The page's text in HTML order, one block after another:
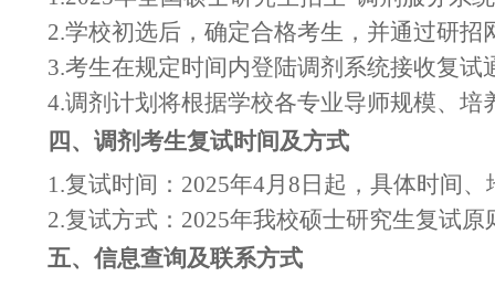
2.学校初选后，确定合格考生，并通过研
3.考生在规定时间内登陆调剂系统接收复
4.调剂计划将根据学校各专业导师规模、
四、调剂考生复试时间及方式
1.复试时间：2025年4月 8 日起，具体时间
2.复试方式：2025年我校硕士研究生复试
五、信息查询及联系方式